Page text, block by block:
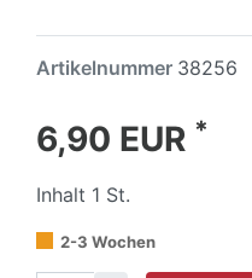
Artikelnummer 38256
6,90 EUR *
Inhalt 1 St.
2-3 Wochen